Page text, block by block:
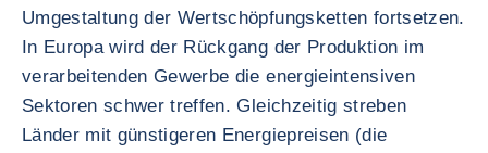
Umgestaltung der Wertschöpfungsketten fortsetzen.
In Europa wird der Rückgang der Produktion im
verarbeitenden Gewerbe die energieintensiven
Sektoren schwer treffen. Gleichzeitig streben
Länder mit günstigeren Energiepreisen (die